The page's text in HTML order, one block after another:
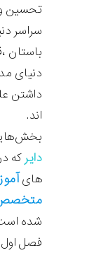
تحسین و
سراسر
باستان
دنیای
داشتن
اند.
دایر که در
های
متخصص
شده
فصل